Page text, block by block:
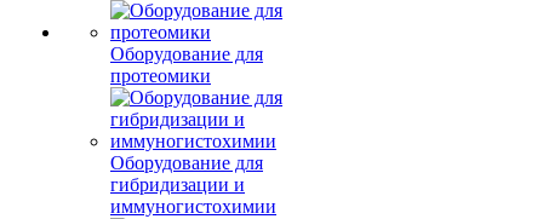
Оборудование для
протеомики
Оборудование для
гибридизации и
иммуногистохимии